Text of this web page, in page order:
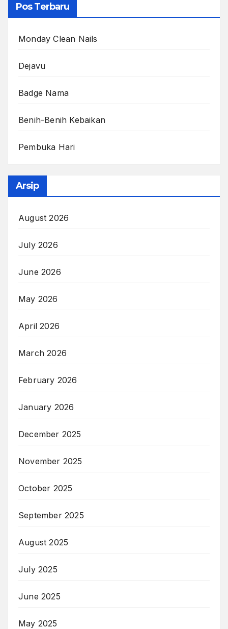
Pos Terbaru
Monday Clean Nails
Dejavu
Badge Nama
Benih-Benih Kebaikan
Pembuka Hari
Arsip
August 2026
July 2026
June 2026
May 2026
April 2026
March 2026
February 2026
January 2026
December 2025
November 2025
October 2025
September 2025
August 2025
July 2025
June 2025
May 2025